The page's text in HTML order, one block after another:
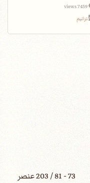
7459 views
ترانيم
73 - 81 / 203 عنصر